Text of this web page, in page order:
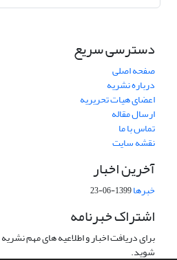
دسترسی سریع
صفحه اصلی
درباره نشریه
اعضای هیات تحریریه
ارسال مقاله
تماس با ما
نقشه سایت
آخرین اخبار
خبرها1399-06-23
اشتراک خبرنامه
برای دریافت اخبار و اطلاعیه های مهم
شوید.